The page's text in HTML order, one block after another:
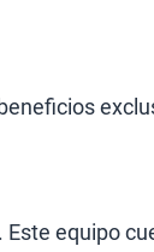
Este equipo